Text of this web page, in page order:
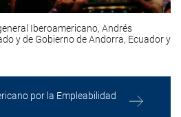
Iberoamericano, Andrés
y de Gobierno de Andorra, Ecuador y
por la Empleabilidad